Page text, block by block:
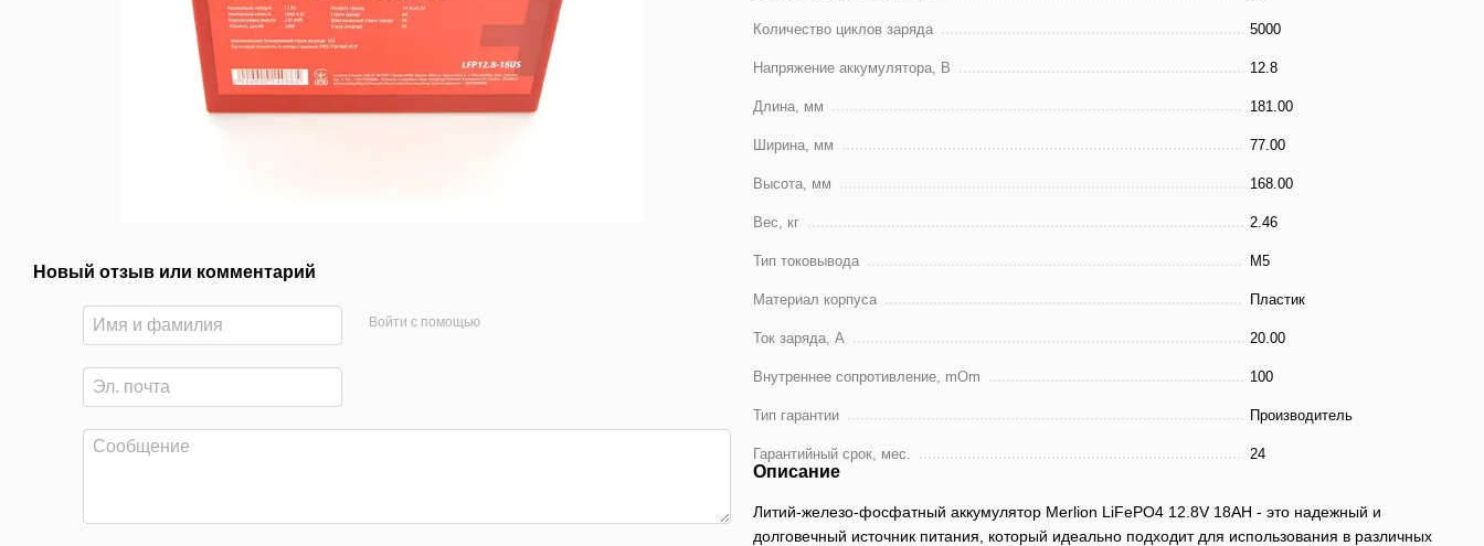
Новый отзыв или комментарий
Войти с помощью
Количество циклов заряда 5000
Напряжение аккумулятора, В 12.8
Длина, мм 181.00
Ширина, мм 77.00
Высота, мм 168.00
Вес, кг 2.46
Тип токовывода М5
Материал корпуса Пластик
Ток заряда, А 20.00
Внутреннее сопротивление, mOm 100
Тип гарантии Производитель
Гарантийный срок, мес. 24
Описание
Литий-железо-фосфатный аккумулятор Merlion LiFePO4 12.8V 18AH - это надежный и
долговечный источник питания, который идеально подходит для использования в различных